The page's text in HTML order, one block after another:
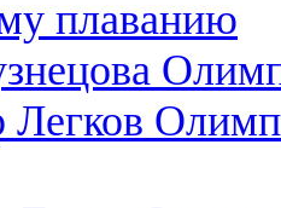
плаванию
Легков